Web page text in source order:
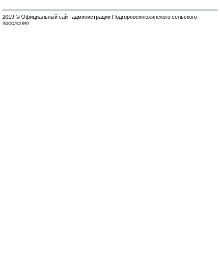
2019 © Официальный сайт администрации Подгорносинюхинского сельского
поселения